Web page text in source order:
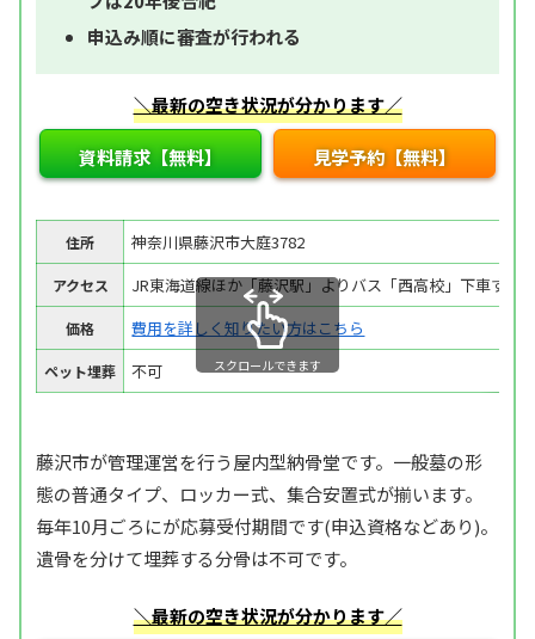
申込み順に審査が行われる
＼最新の空き状況が分かります／
資料請求【無料】 見学予約【無料】
住所 神奈川県藤沢市大庭3782
アクセス JR東海道線ほか「藤沢駅」よりバス「西高校」下車すぐ
価格 費用を詳しく知りたい方はこちら
ペット埋葬 不可 スクロールできます
藤沢市が管理運営を行う屋内型納骨堂です。一般墓の形
態の普通タイプ、ロッカー式、集合安置式が揃います。
毎年10月ごろにが応募受付期間です(申込資格などあり)。
遺骨を分けて埋葬する分骨は不可です。
＼最新の空き状況が分かります／